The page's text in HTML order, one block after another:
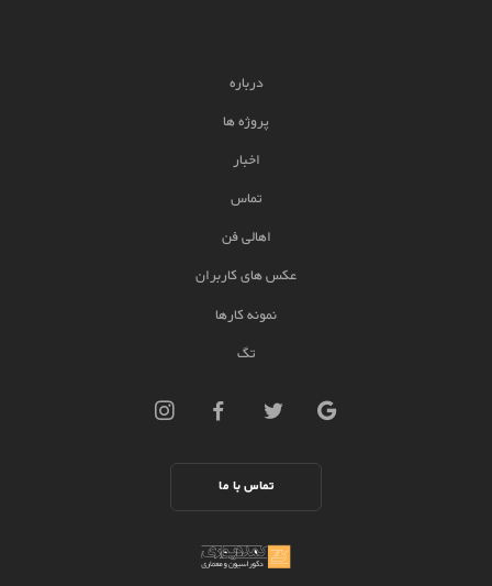
درباره
پروژه ها
اخبار
تماس
اهالی فن
عکس های کاربران
نمونه کارها
تگ
تماس با ما